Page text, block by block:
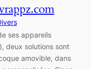
ses appareils
deux solutions sont
amovible, dans